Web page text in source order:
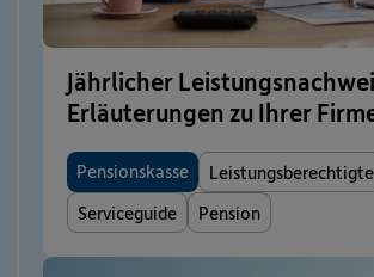
Jährlicher
Erläuterungen zu Ihrer
Pensionskasse
Leistungsberechtigte
Serviceguide
Pension